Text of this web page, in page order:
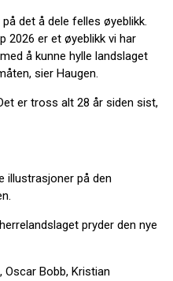
det å dele felles øyeblikk.
2026 er et øyeblikk vi har
å kunne hylle landslaget
sier Haugen.
er tross alt 28 år siden sist,
illustrasjoner på den
pryder den nye
Oscar Bobb, Kristian